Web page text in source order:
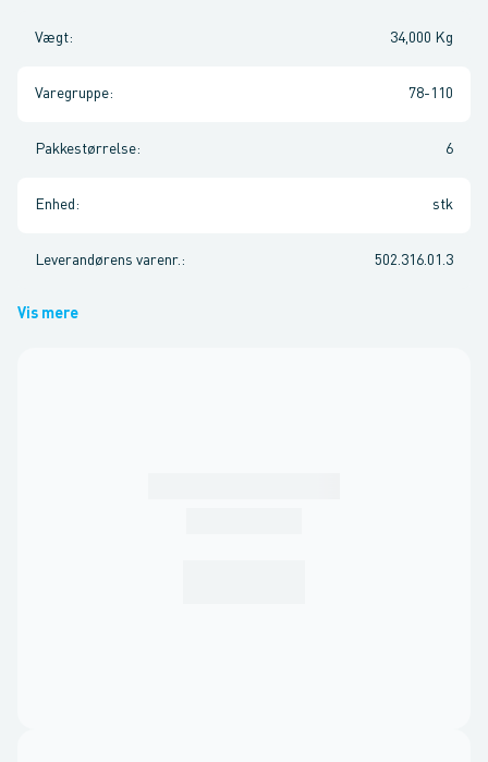
Vægt: 34,000 Kg
Varegruppe: 78-110
Pakkestørrelse: 6
Enhed : stk
Leverandørens varenr. : 502.316.01.3
Vis mere